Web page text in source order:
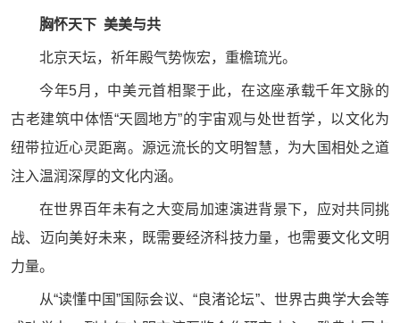
胸怀天下 美美与共
北京天坛，祈年殿气势恢宏，重檐琉光。
今年5月，中美元首相聚于此，在这座承载千年文脉的
古老建筑中体悟“天圆地方”的宇宙观与处世哲学，以文化为
纽带拉近心灵距离。源远流长的文明智慧，为大国相处之道
注入温润深厚的文化内涵。
在世界百年未有之大变局加速演进背景下，应对共同挑
战、迈向美好未来，既需要经济科技力量，也需要文化文明
力量。
从“读懂中国”国际会议、“良渚论坛”、世界古典学大会等